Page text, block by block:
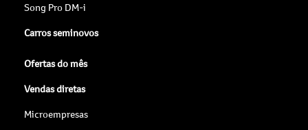
Song Pro DM-i
Carros seminovos
Ofertas do mês
Vendas diretas
Microempresas